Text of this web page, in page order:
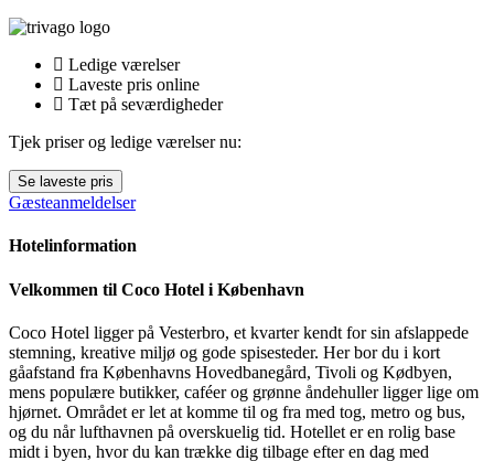
Ledige værelser
Laveste pris online
Tæt på seværdigheder
Tjek priser og ledige værelser nu:
Se laveste pris
Gæsteanmeldelser
Hotelinformation
Velkommen til Coco Hotel i København
Coco Hotel ligger på Vesterbro, et kvarter kendt for sin afslappede
stemning, kreative miljø og gode spisesteder. Her bor du i kort
gåafstand fra Københavns Hovedbanegård, Tivoli og Kødbyen,
mens populære butikker, caféer og grønne åndehuller ligger lige om
hjørnet. Området er let at komme til og fra med tog, metro og bus,
og du når lufthavnen på overskuelig tid. Hotellet er en rolig base
midt i byen, hvor du kan trække dig tilbage efter en dag med